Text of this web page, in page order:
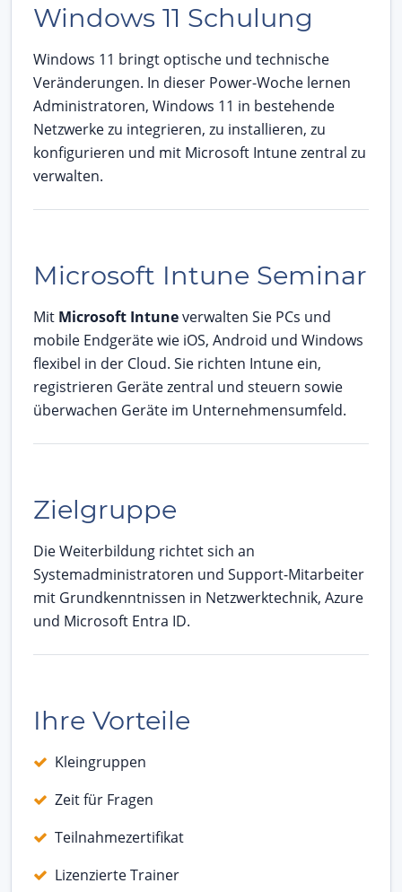
Windows 11 Schulung
Windows 11 bringt optische und technische
Veränderungen. In dieser Power-Woche lernen
Administratoren, Windows 11 in bestehende
Netzwerke zu integrieren, zu installieren, zu
konfigurieren und mit Microsoft Intune zentral zu
verwalten.
Microsoft Intune Seminar
Mit Microsoft Intuneverwalten Sie PCs und
mobile Endgeräte wie iOS, Android und Windows
flexibel in der Cloud. Sie richten Intune ein,
registrieren Geräte zentral und steuern sowie
überwachen Geräte im Unternehmensumfeld.
Zielgruppe
Die Weiterbildung richtet sich an
Systemadministratoren und Support-Mitarbeiter
mit Grundkenntnissen in Netzwerktechnik, Azure
und Microsoft Entra ID.
Ihre Vorteile
Kleingruppen
Zeit für Fragen
Teilnahmezertifikat
Lizenzierte Trainer